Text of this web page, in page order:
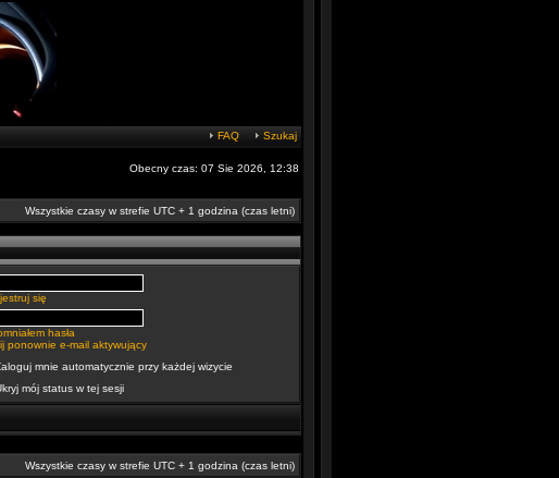
FAQ Szukaj
Obecny czas: 07 Sie 2026, 12:38
Wszystkie czasy w strefie UTC + 1 godzina (czas letni)
się
hasła
ponownie e-mail aktywujący
mnie automatycznie przy każdej wizycie
mój status w tej sesji
Wszystkie czasy w strefie UTC + 1 godzina (czas letni)